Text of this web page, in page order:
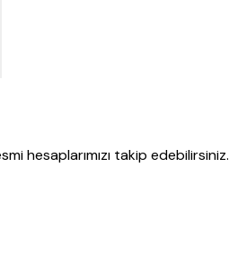
hesaplarımızı takip edebilirsiniz.